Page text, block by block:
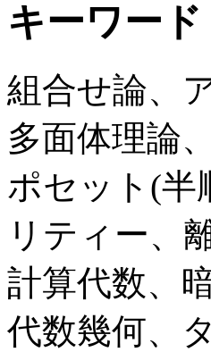
キーワード
組合せ論、
多面体理論
ポセット(半
リティー、
計算代数、
代数幾何、